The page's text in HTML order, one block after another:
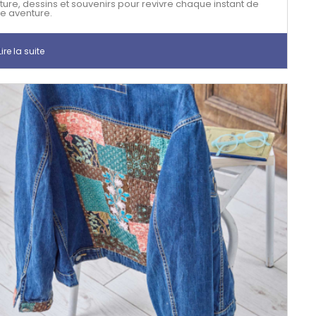
dessins et souvenirs pour revivre chaque instant de
aventure.
la suite